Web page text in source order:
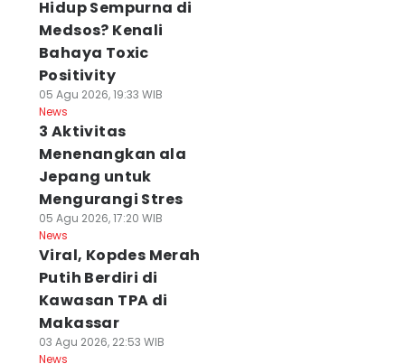
Hidup Sempurna di
Medsos? Kenali
Bahaya Toxic
Positivity
05 Agu 2026, 19:33 WIB
News
3 Aktivitas
Menenangkan ala
Jepang untuk
Mengurangi Stres
05 Agu 2026, 17:20 WIB
News
Viral, Kopdes Merah
Putih Berdiri di
Kawasan TPA di
Makassar
03 Agu 2026, 22:53 WIB
News